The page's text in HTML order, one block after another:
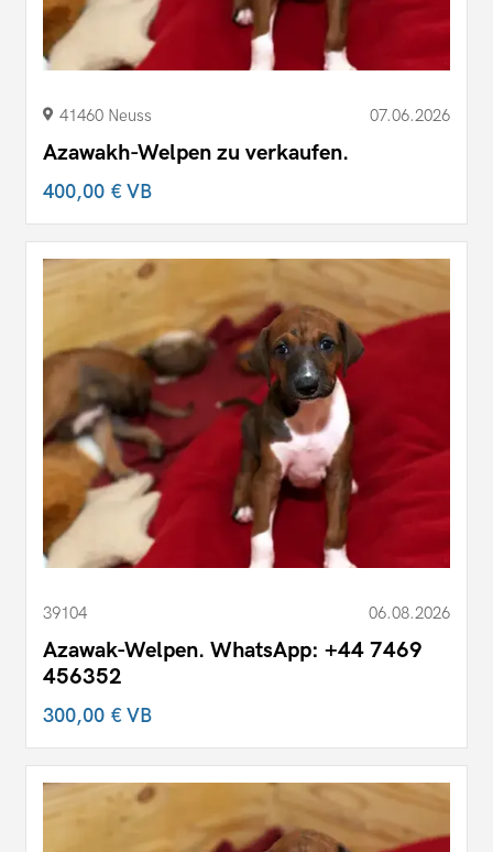
41460 Neuss 07.06.2026
Azawakh-Welpen zu verkaufen.
400,00 €VB
39104 06.08.2026
Azawak-Welpen. WhatsApp: +44 7469
456352
300,00 €VB